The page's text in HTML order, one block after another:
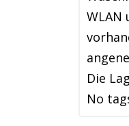
WLAN
Die
No